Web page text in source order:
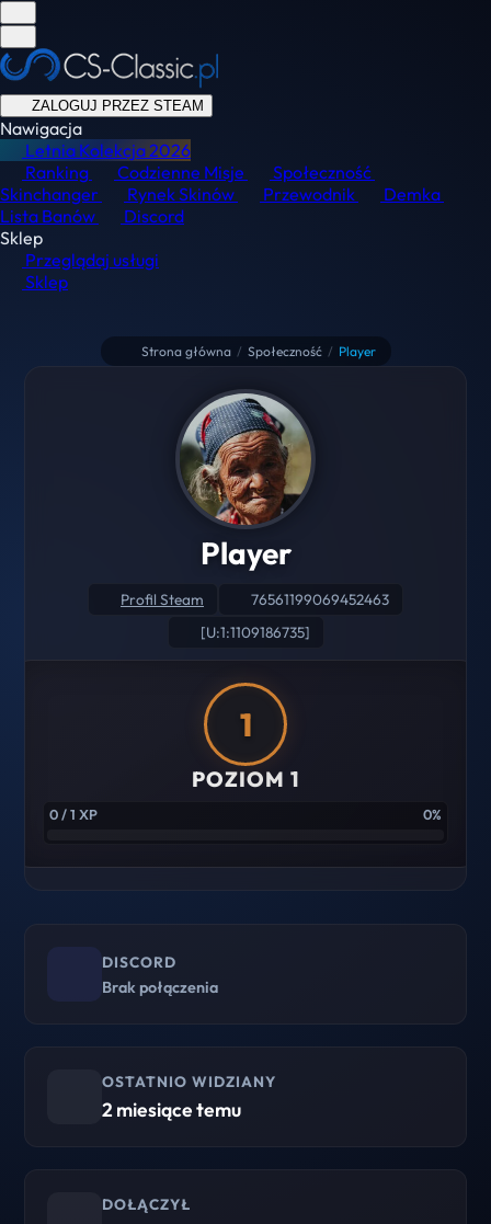
ZALOGUJ PRZEZ STEAM
Nawigacja
Letnia Kolekcja2026
Ranking
Codzienne Misje
Społeczność
Skinchanger
Rynek Skinów Przewodnik
Demka
Lista Banów
Discord
Sklep
Przeglądaj usługi
Sklep
Strona główna / Społeczność / Player
Player
Profil Steam
76561199069452463
[U:1:1109186735]
1
POZIOM 1
0 / 1 XP 0%
DISCORD
Brak połączenia
OSTATNIO WIDZIANY
2 miesiące temu
DOŁĄCZYŁ